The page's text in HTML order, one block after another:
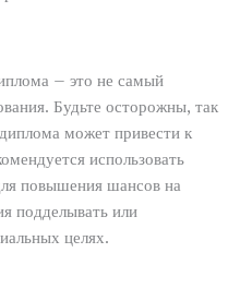
– это не самый
Будьте осторожны, так
может привести к
использовать
повышения шансов на
подделывать или
целях.